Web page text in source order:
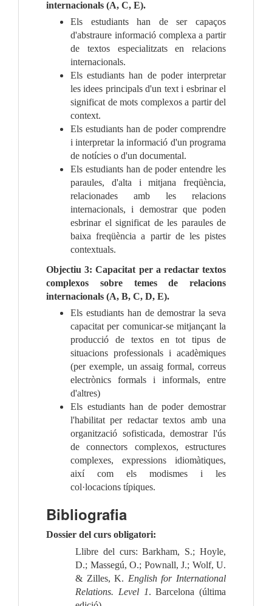
internacionals (A, C, E).
Els estudiants han de ser capaços
d'abstraure informació complexa a partir
de textos especialitzats en relacions
internacionals.
Els estudiants han de poder interpretar
les idees principals d'un text i esbrinar el
significat de mots complexos a partir del
context.
Els estudiants han de poder comprendre
i interpretar la informació d'un programa
de notícies o d'un documental.
Els estudiants han de poder entendre les
paraules, d'alta i mitjana freqüència,
relacionades amb les relacions
internacionals, i demostrar que poden
esbrinar el significat de les paraules de
baixa freqüència a partir de les pistes
contextuals.
Objectiu 3: Capacitat per a redactar textos
complexos sobre temes de relacions
internacionals (A, B, C, D, E).
Els estudiants han de demostrar la seva
capacitat per comunicar-se mitjançant la
producció de textos en tot tipus de
situacions professionals i acadèmiques
(per exemple, un assaig formal, correus
electrònics formals i informals, entre
d'altres)
Els estudiants han de poder demostrar
l'habilitat per redactar textos amb una
organització sofisticada, demostrar l'ús
de connectors complexos, estructures
complexes, expressions idiomàtiques,
així com els modismes i les
col·locacions típiques.
Bibliografia
Dossier del curs obligatori:
Llibre del curs:Barkham, S.; Hoyle,
D.; Massegú, O.; Pownall, J.; Wolf, U.
& Zilles, K. English for International
Relations. Level 1. Barcelona (última